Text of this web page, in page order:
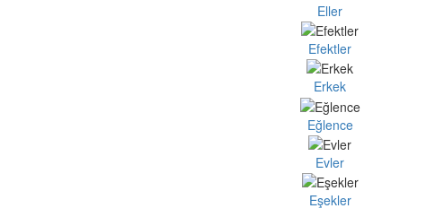
Eller
Efektler
Erkek
Eğlence
Evler
Eşekler